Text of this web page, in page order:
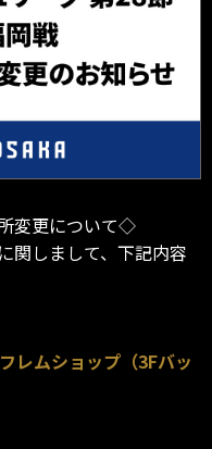
変更について◇
関しまして、下記内容
レムショップ（3Fバッ